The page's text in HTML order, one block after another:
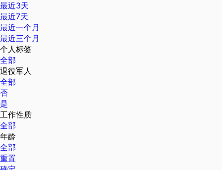
最近3天
最近7天
最近一个月
最近三个月
个人标签
全部
退役军人
全部
否
是
工作性质
全部
年龄
全部
重置